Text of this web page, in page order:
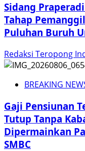
Sidang
Tahap
Puluhan Buruh
Redaksi Teropong
BREAKING
Gaji Pensiunan
Tutup Tanpa
Dipermainkan
SMBC